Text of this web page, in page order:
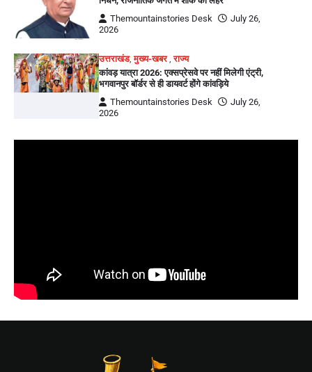
Themountainstories Desk
July 26,
2026
उत्तराखंड,मुख्य-खबर,राज्य
कांवड़ यात्रा 2026: एक्सप्रेसवे पर नहीं मिलेगी एंट्री,
भगवानपुर बॉर्डर से ही डायवर्ट होंगे कांवड़िये
Themountainstories Desk
July 26,
2026